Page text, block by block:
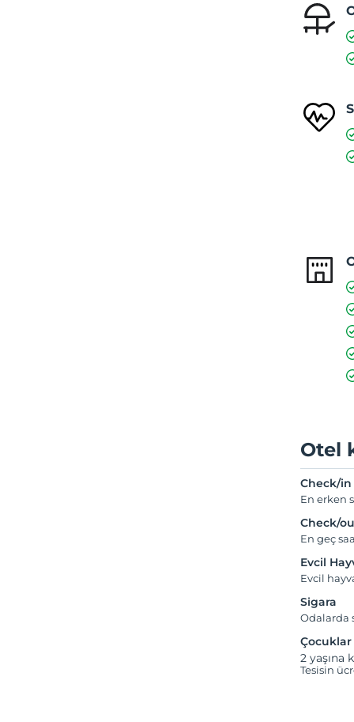
Otel
Check/in
En erken
Check/
En geç
Evcil
Evcil
Sigara
Odalarda
Çocuklar
2 yaşına
Tesisin